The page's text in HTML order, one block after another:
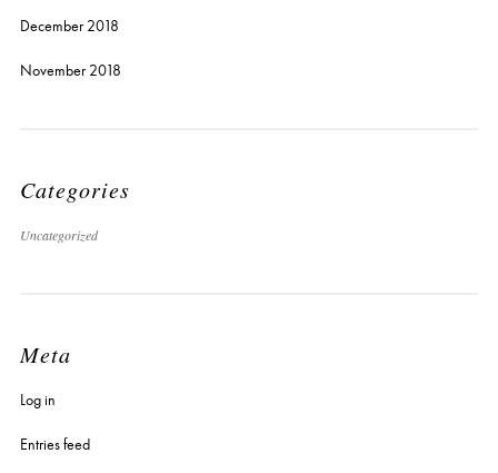
December 2018
November 2018
Categories
Uncategorized
Meta
Log in
Entries feed